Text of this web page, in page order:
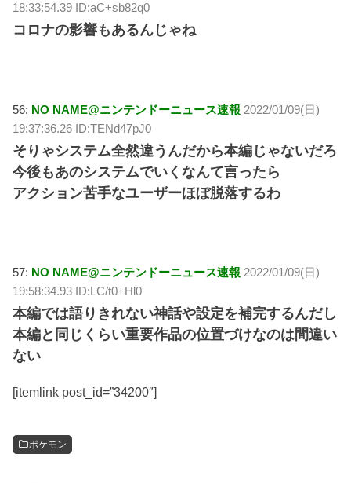
18:33:54.39 ID:aC+sb82q0
コロナの影響もあるんじゃね
56: NO NAME@ニンテンドーニュース速報 2022/01/09(日)
19:37:36.26 ID:TENd47pJ0
そりゃシステム全然違うんだから本編じゃないだろ
今後もあのシステムでいくなんて言ったら
アクション苦手なユーザーほぼ脱落するわ
57: NO NAME@ニンテンドーニュース速報 2022/01/09(日)
19:58:34.93 ID:LC/t0+Hl0
本編では語りきれない神話や設定を補完するんだし
本編と同じくらい重要作品の位置づけなのは間違い
ない
[itemlink post_id=”34200″]
ポケモン